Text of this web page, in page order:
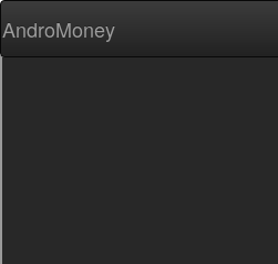
AndroMoney